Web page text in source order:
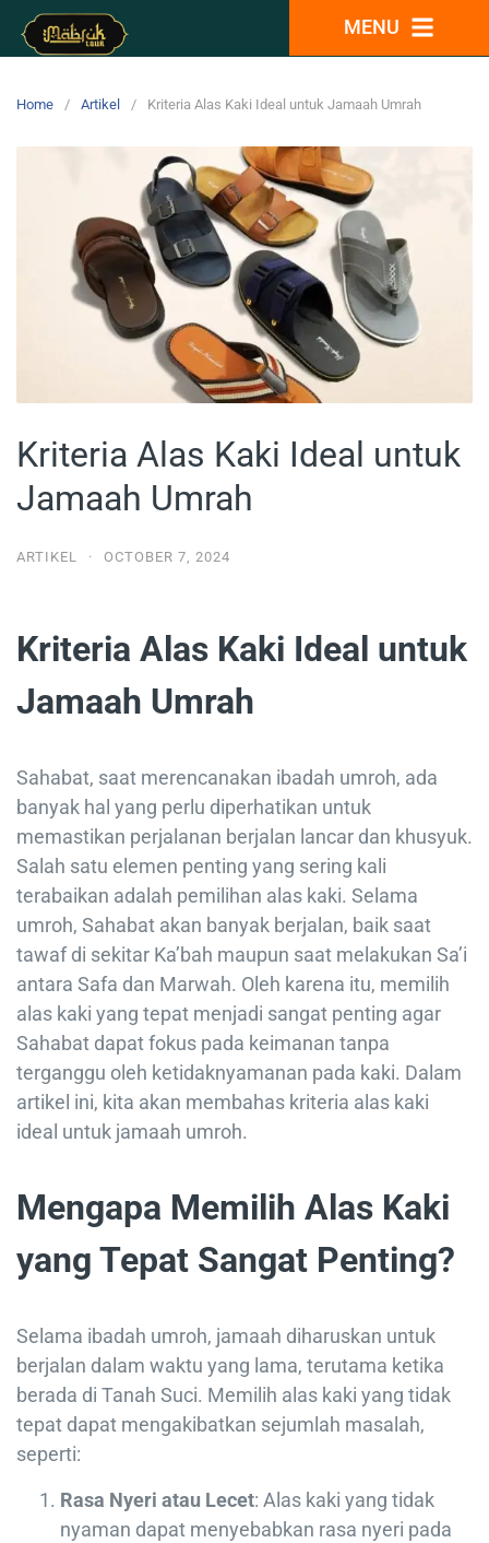
MENU
Home Artikel Kriteria Alas Kaki Ideal untuk Jamaah Umrah
Kriteria Alas Kaki Ideal untuk
Jamaah Umrah
ARTIKEL · OCTOBER 7, 2024
Kriteria Alas Kaki Ideal untuk
Jamaah Umrah
Sahabat, saat merencanakan ibadah umroh, ada
banyak hal yang perlu diperhatikan untuk
memastikan perjalanan berjalan lancar dan khusyuk.
Salah satu elemen penting yang sering kali
terabaikan adalah pemilihan alas kaki. Selama
umroh, Sahabat akan banyak berjalan, baik saat
tawaf di sekitar Ka’bah maupun saat melakukan Sa’i
antara Safa dan Marwah. Oleh karena itu, memilih
alas kaki yang tepat menjadi sangat penting agar
Sahabat dapat fokus pada keimanan tanpa
terganggu oleh ketidaknyamanan pada kaki. Dalam
artikel ini, kita akan membahas kriteria alas kaki
ideal untuk jamaah umroh.
Mengapa Memilih Alas Kaki
yang Tepat Sangat Penting?
Selama ibadah umroh, jamaah diharuskan untuk
berjalan dalam waktu yang lama, terutama ketika
berada di Tanah Suci. Memilih alas kaki yang tidak
tepat dapat mengakibatkan sejumlah masalah,
seperti:
Rasa Nyeri atau Lecet: Alas kaki yang tidak
nyaman dapat menyebabkan rasa nyeri pada